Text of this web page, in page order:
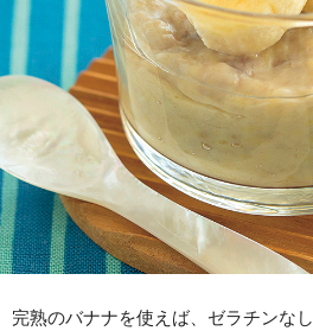
完熟のバナナを使えば、ゼラチンな